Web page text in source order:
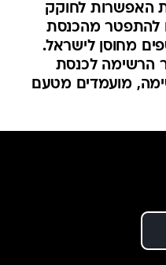
מחוסן לישראל.
הרשימה לכנסת
מועמדים מטעם